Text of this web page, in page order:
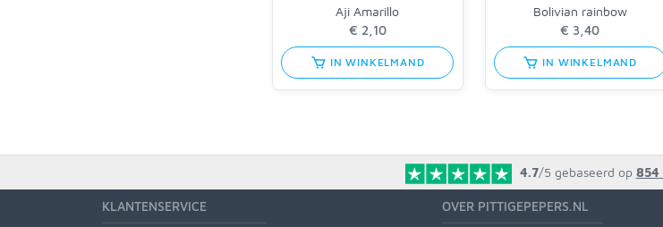
Aji Amarillo
IN WINKELMAND
Bolivian rainbow
IN WINKELMAND
4.7/5 gebaseerd op 854
KLANTENSERVICE OVER PITTIGEPEPERS.NL